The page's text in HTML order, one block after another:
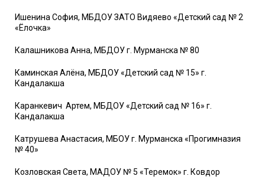
Ишенина София, МБДОУ ЗАТО Видяево «Детский сад № 2
«Ёлочка»
Калашникова Анна, МБДОУ г. Мурманска № 80
Каминская Алёна, МБДОУ «Детский сад № 15» г.
Кандалакша
Каранкевич Артем, МБДОУ «Детский сад № 16» г.
Кандалакша
Катрушева Анастасия, МБОУ г. Мурманска «Прогимназия
№ 40»
Козловская Света, МАДОУ № 5 «Теремок» г. Ковдор